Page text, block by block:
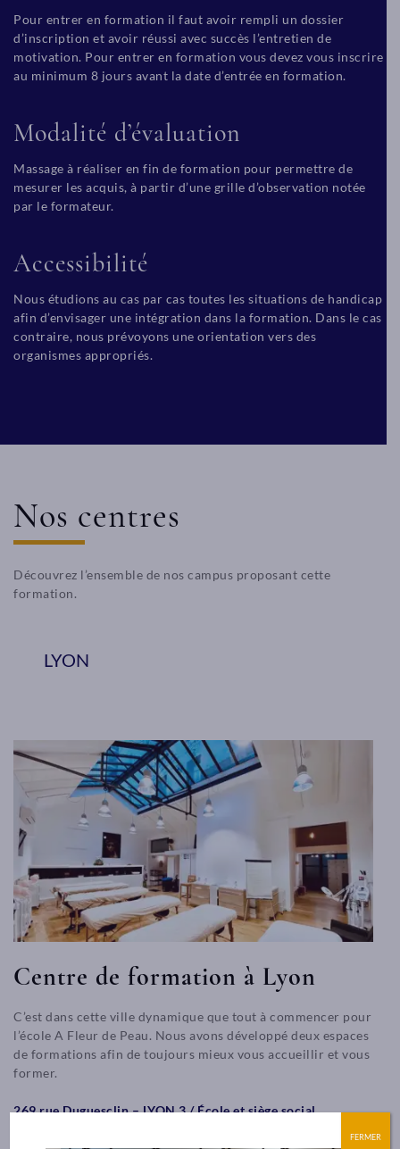
Pour entrer en formation il faut avoir rempli un dossier
d’inscription et avoir réussi avec succès l’entretien de
motivation. Pour entrer en formation vous devez vous inscrire
au minimum 8 jours avant la date d’entrée en formation.
Modalité d’évaluation
Massage à réaliser en fin de formation pour permettre de
mesurer les acquis, à partir d’une grille d’observation notée
par le formateur.
Accessibilité
Nous étudions au cas par cas toutes les situations de handicap
afin d’envisager une intégration dans la formation. Dans le cas
contraire, nous prévoyons une orientation vers des
organismes appropriés.
Nos centres
Découvrez l’ensemble de nos campus proposant cette
formation.
LYON
Centre de formation à Lyon
C’est dans cette ville dynamique que tout à commencer pour
l’école A Fleur de Peau. Nous avons développé deux espaces
de formations afin de toujours mieux vous accueillir et vous
former.
269 rue Duguesclin – LYON 3 / École et siège social
FERMER